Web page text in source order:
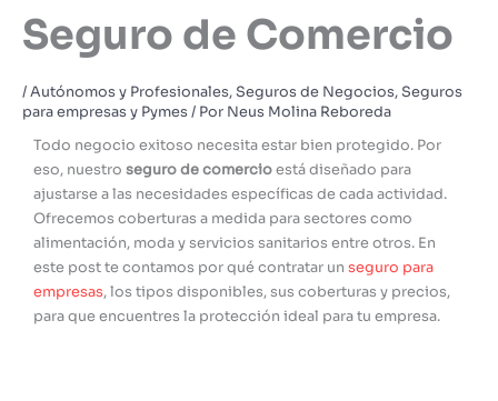
Seguro de Comercio
/Autónomos y Profesionales,Seguros de Negocios,Seguros
para empresas y Pymes/ Por Neus Molina Reboreda
Todo negocio exitoso necesita estar bien protegido. Por
eso, nuestro seguro de comercioestá diseñado para
ajustarse a las necesidades específicas de cada actividad.
Ofrecemos coberturas a medida para sectores como
alimentación, moda y servicios sanitarios entre otros. En
este post te contamos por qué contratar un seguro para
empresas, los tipos disponibles, sus coberturas y precios,
para que encuentres la protección ideal para tu empresa.